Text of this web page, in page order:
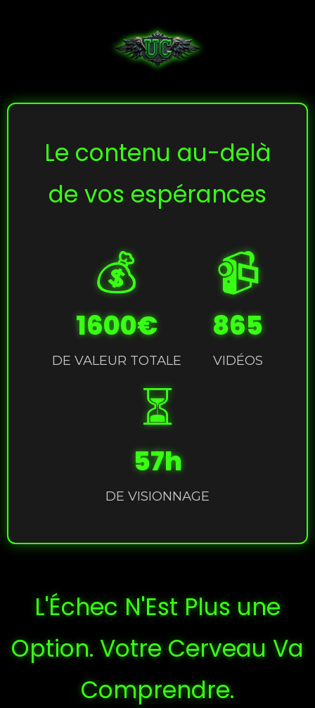
Le contenu au-delà
de vos espérances
💰
1600€
DE VALEUR TOTALE
📹
865
VIDÉOS
⏳
57h
DE VISIONNAGE
L'Échec N'Est Plus une
Option. Votre Cerveau Va
Comprendre.